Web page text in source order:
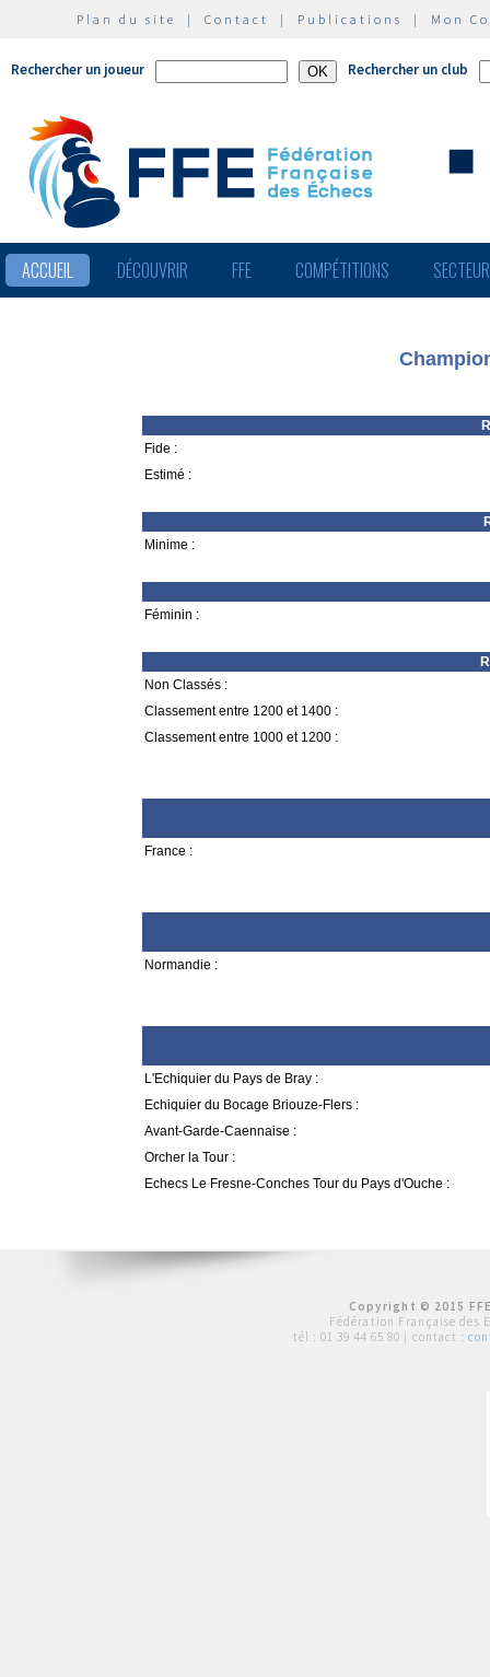
Plan du site | Contact | Publications | Mon
Rechercher un joueur Rechercher un club
ACCUEIL DÉCOUVRIR FFE COMPÉTITIONS
Fide :
Estimé :
Minime :
Féminin :
Non Classés :
Classement entre 1200 et 1400 :
Classement entre 1000 et 1200 :
France :
Normandie :
L'Echiquier du Pays de Bray :
Echiquier du Bocage Briouze-Flers :
Avant-Garde-Caennaise :
Orcher la Tour :
Echecs Le Fresne-Conches Tour du Pays d'Ouche :
Copyright © 2015
Fédération Française des
tél : 01 39 44 65 80 | contact :